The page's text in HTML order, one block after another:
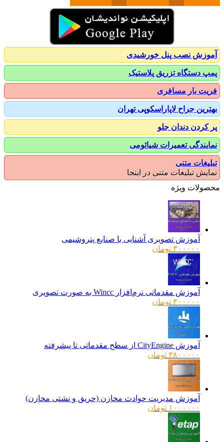
نصب پنل خورشیدی
دستگاه تزریق پلاستیک
بار مسافری
جراح لاپاراسکوپی تهران
دندان جلو
تعمیرات شیائومی
متنی
تبلیغات متنی در اینجا
ویژه
آموزش تصویری آشنایی با صنایع پتروشیمی
۳۰۰۰۰۰ تومان
آموزش مقدماتی نرم‌افزار Wincc به صورت تصویری
۳۰۰۰۰۰ تومان
آموزش CityEngine از سطح مقدماتی تا پیشرفته
۳۸۰۰۰۰۰ تومان
آموزش مدیریت حوادث مخازن (حریق و نشتی مخازن)
۱۰۰۰۰۰۰ تومان